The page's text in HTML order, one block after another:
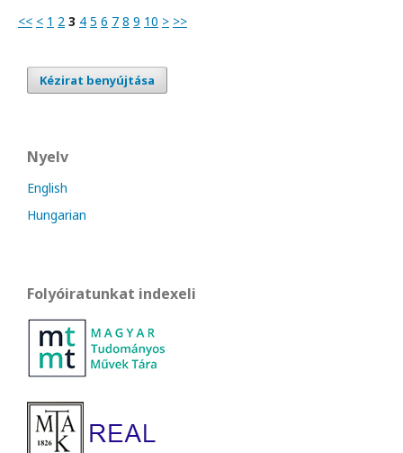
<< < 1 2 3 4 5 6 7 8 9 10 > >>
Kézirat benyújtása
Nyelv
English
Hungarian
Folyóiratunkat indexeli